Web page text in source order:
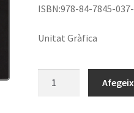
ISBN:978-84-7845-
Unitat Gràfica